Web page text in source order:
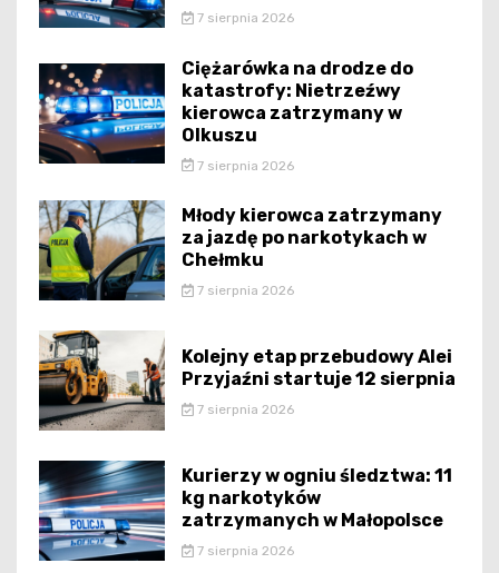
7 sierpnia 2026
Ciężarówka na drodze do
katastrofy: Nietrzeźwy
kierowca zatrzymany w
Olkuszu
7 sierpnia 2026
Młody kierowca zatrzymany
za jazdę po narkotykach w
Chełmku
7 sierpnia 2026
Kolejny etap przebudowy Alei
Przyjaźni startuje 12 sierpnia
7 sierpnia 2026
Kurierzy w ogniu śledztwa: 11
kg narkotyków
zatrzymanych w Małopolsce
7 sierpnia 2026